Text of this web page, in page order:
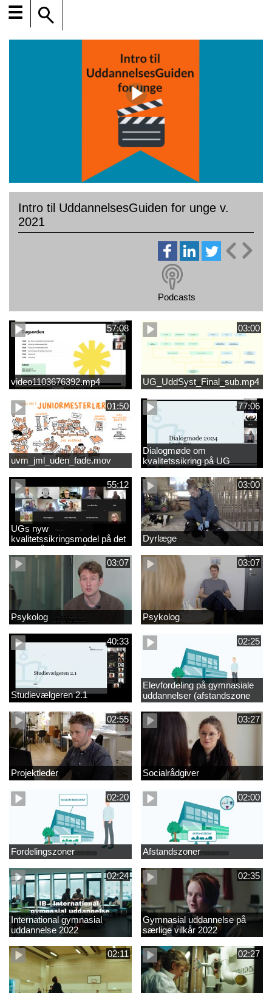
☰
Intro til UddannelsesGuiden for unge v.
2021
Podcasts
57:08
video1103676392.mp4
03:00
UG_UddSyst_Final_sub.mp4
01:50
uvm_jml_uden_fade.mov
77:06
Dialogmøde om
kvalitetssikring på UG
55:12
UGs nyw
kvalitetssikringsmodel på det
videregående område
03:00
Dyrlæge
03:07
Psykolog
03:07
Psykolog
40:33
Studievælgeren 2.1
02:25
Elevfordeling på gymnasiale
uddannelser (afstandszone
redigeret)
02:55
Projektleder
03:27
Socialrådgiver
02:20
Fordelingszoner
02:00
Afstandszoner
02:24
International gymnasial
uddannelse 2022
02:35
Gymnasial uddannelse på
særlige vilkår 2022
02:11 02:27